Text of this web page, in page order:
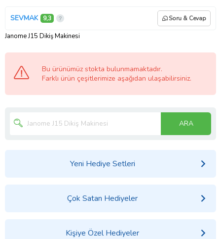
SEVMAK 9,3 Soru & Cevap
Janome J15 Dikiş Makinesi
Bu ürünümüz stokta bulunmamaktadır.
Farklı ürün çeşitlerimize aşağıdan ulaşabilirsiniz.
ARA
Yeni Hediye Setleri
Çok Satan Hediyeler
Kişiye Özel Hediyeler